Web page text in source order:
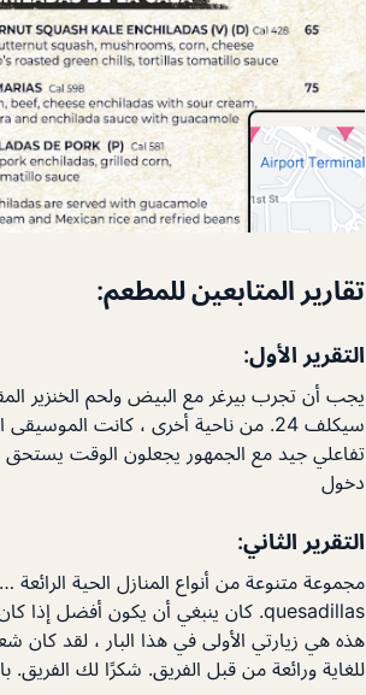
تقارير المتابعين للمطعم:
التقرير الأول:
سيكلف 24. من ناحية أخرى ، كانت
دخول
التقرير الثاني:
مجموعة متنوعة من أنواع المنازل الحية
quesadillas. كان ينبغي أن يكون أفضل إذا كان سيتم توسيع المنطقة لاستيعاب اللمحات الرقص!
للغاية ورائعة من قبل الفريق. شكرًا لك الفريق.